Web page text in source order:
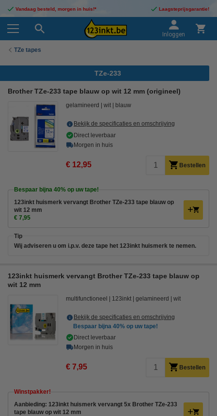
Vandaag besteld, morgen in huis!* Laagsteprijsgarantie!
Inloggen
TZe tapes
TZe-233
Brother TZe-233 tape blauw op wit 12 mm (origineel)
gelamineerd wit blauw
Bekijk de specificaties en omschrijving
Direct leverbaar
Morgen in huis
€ 12,95 Bestellen
Bespaar bijna 40% op uw tape!
123inkt huismerk vervangt Brother TZe-233 tape blauw op
wit 12 mm
€ 7,95
Tip
Wij adviseren u om i.p.v. deze tape het 123inkt huismerk te nemen.
123inkt huismerk vervangt Brother TZe-233 tape blauw op
wit 12 mm
multifunctioneel 123inkt gelamineerd wit
Bekijk de specificaties en omschrijving
Bespaar bijna 40% op uw tape!
Direct leverbaar
Morgen in huis
€ 7,95 Bestellen
Winstpakker!
Aanbieding: 123inkt huismerk vervangt 5x Brother TZe-233
tape blauw op wit 12 mm